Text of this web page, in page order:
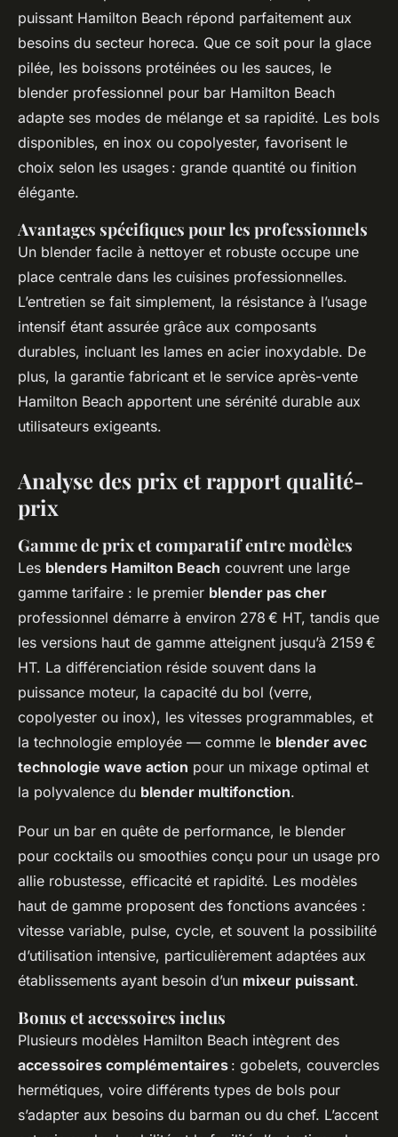
puissant Hamilton Beach répond parfaitement aux
besoins du secteur horeca. Que ce soit pour la glace
pilée, les boissons protéinées ou les sauces, le
blender professionnel pour bar Hamilton Beach
adapte ses modes de mélange et sa rapidité. Les bols
disponibles, en inox ou copolyester, favorisent le
choix selon les usages : grande quantité ou finition
élégante.
Avantages spécifiques pour les professionnels
Un blender facile à nettoyer et robuste occupe une
place centrale dans les cuisines professionnelles.
L’entretien se fait simplement, la résistance à l’usage
intensif étant assurée grâce aux composants
durables, incluant les lames en acier inoxydable. De
plus, la garantie fabricant et le service après-vente
Hamilton Beach apportent une sérénité durable aux
utilisateurs exigeants.
Analyse des prix et rapport qualité-
prix
Gamme de prix et comparatif entre modèles
Les blenders Hamilton Beach couvrent une large
gamme tarifaire : le premier blender pas cher
professionnel démarre à environ 278 € HT, tandis que
les versions haut de gamme atteignent jusqu’à 2159 €
HT. La différenciation réside souvent dans la
puissance moteur, la capacité du bol (verre,
copolyester ou inox), les vitesses programmables, et
la technologie employée — comme le blender avec
technologie wave action pour un mixage optimal et
la polyvalence du blender multifonction.
Pour un bar en quête de performance, le blender
pour cocktails ou smoothies conçu pour un usage pro
allie robustesse, efficacité et rapidité. Les modèles
haut de gamme proposent des fonctions avancées :
vitesse variable, pulse, cycle, et souvent la possibilité
d’utilisation intensive, particulièrement adaptées aux
établissements ayant besoin d’un mixeur puissant.
Bonus et accessoires inclus
Plusieurs modèles Hamilton Beach intègrent des
accessoires complémentaires : gobelets, couvercles
hermétiques, voire différents types de bols pour
s’adapter aux besoins du barman ou du chef. L’accent